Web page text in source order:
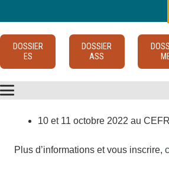
DOSSIER
ES
DOSSIER
ASS
10 et 11 octobre 2022 au
Plus d’informations et vous inscrire,